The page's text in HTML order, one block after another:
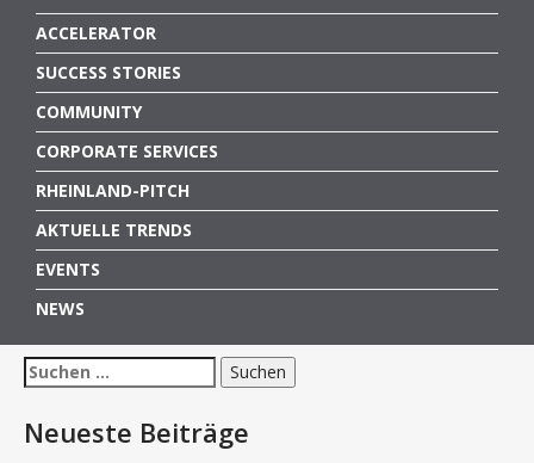
ACCELERATOR
SUCCESS STORIES
COMMUNITY
CORPORATE SERVICES
RHEINLAND-PITCH
AKTUELLE TRENDS
EVENTS
NEWS
Suchen
nach:
Neueste Beiträge